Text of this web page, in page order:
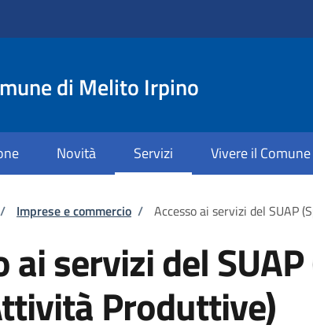
di Melito Irpino
Novità Servizi Vivere il Comune
pane
/ Imprese e commercio / Accesso ai servizi del SUAP
ai servizi del
Produttive)